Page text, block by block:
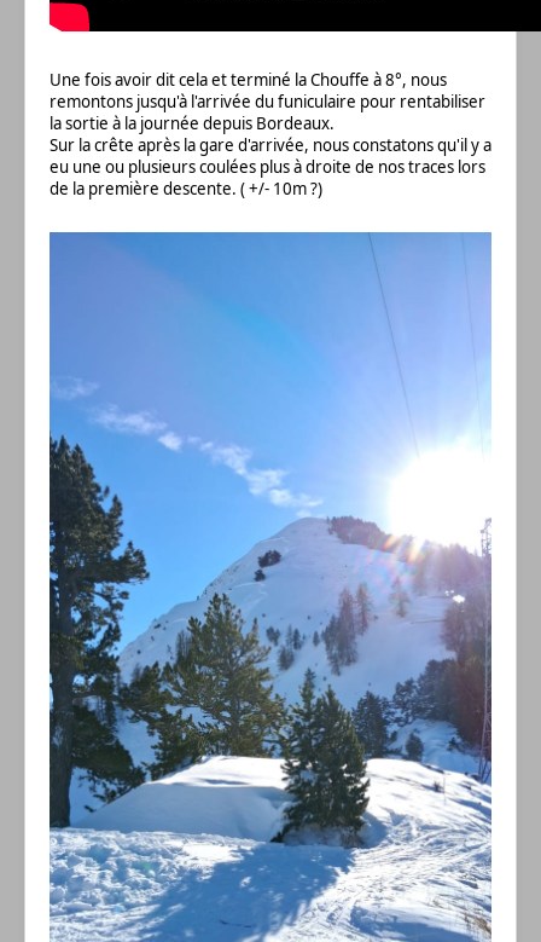
Une fois avoir dit cela et terminé la Chouffe à 8°, nous
remontons jusqu'à l'arrivée du funiculaire pour rentabiliser
la sortie à la journée depuis Bordeaux.
Sur la crête après la gare d'arrivée, nous constatons qu'il y a
eu une ou plusieurs coulées plus à droite de nos traces lors
de la première descente. ( +/- 10m ?)